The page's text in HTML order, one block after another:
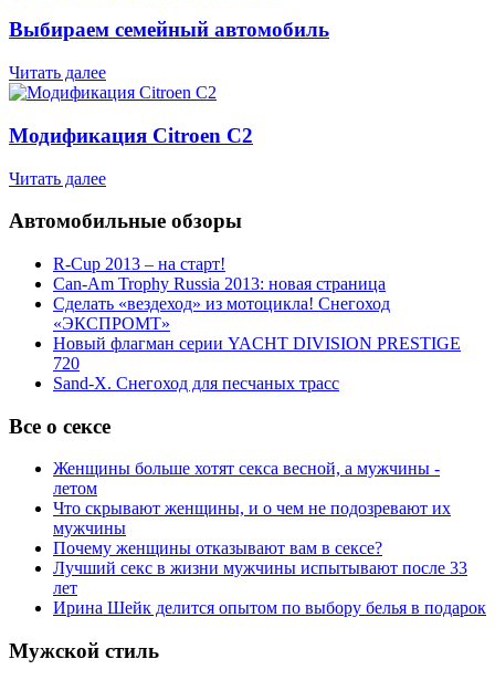
Выбираем семейный автомобиль
Читать далее
Модификация Citroen С2
Читать далее
Автомобильные обзоры
R-Cup 2013 – на старт!
Can-Am Trophy Russia 2013: новая страница
Сделать «вездеход» из мотоцикла! Снегоход
«ЭКСПРОМТ»
Новый флагман серии YACHT DIVISION PRESTIGE
720
Sand-X. Снегоход для песчаных трасс
Все о сексе
Женщины больше хотят секса весной, а мужчины -
летом
Что скрывают женщины, и о чем не подозревают их
мужчины
Почему женщины отказывают вам в сексе?
Лучший секс в жизни мужчины испытывают после 33
лет
Ирина Шейк делится опытом по выбору белья в подарок
Мужской стиль